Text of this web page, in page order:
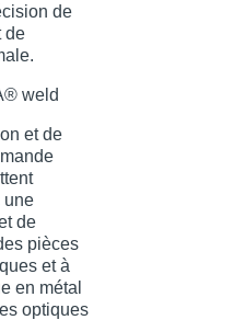
de
de
et de
une
de
pièces
et à
en métal
optiques